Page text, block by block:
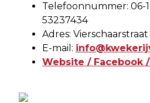
Telefoonnummer: 06-
53237434
Adres: Vierschaarstraat
E-mail:
Website / Facebook /